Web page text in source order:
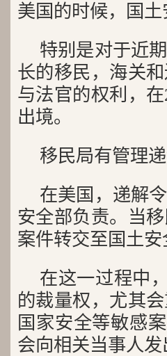
美国的时候，国
特别是对于近
长的移民，海关
与法官的权利，
出境。
移民局有管理
在美国，递解
安全部负责。当
案件转交至国土
在这一过程中
的裁量权，尤其
国家安全等敏感
会向相关当事人